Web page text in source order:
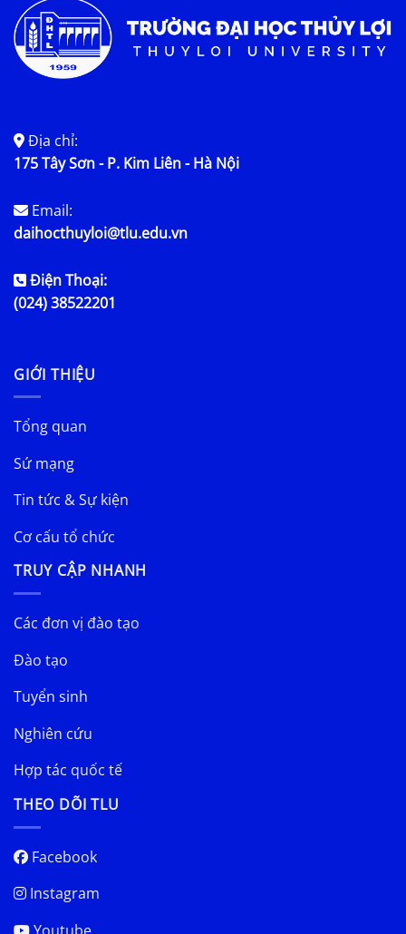
Địa chỉ:
175 Tây Sơn - P. Kim Liên - Hà Nội
Email:
daihocthuyloi@tlu.edu.vn
Điện Thoại:
(024) 38522201
GIỚI THIỆU
Tổng quan
Sứ mạng
Tin tức & Sự kiện
Cơ cấu tổ chức
TRUY CẬP NHANH
Các đơn vị đào tạo
Đào tạo
Tuyển sinh
Nghiên cứu
Hợp tác quốc tế
THEO DÕI TLU
Facebook
Instagram